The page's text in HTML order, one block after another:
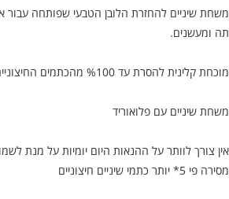
משחת שיניים להחזרת הלובן הטבעי שפותחה עבור
תה ומעשנים.
מוכחת קלינית להסרת עד %100 מהכתמים החיצוניים
משחת שיניים עם פלואוריד
אין צורך לוותר על ההנאות היום יומיות על מנת
מסירה פי 5* יותר כתמי שיניים חיצוניים